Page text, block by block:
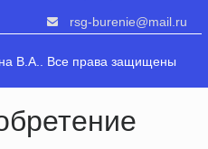
rsg-burenie@mail.ru
В.А.. Все права защищены